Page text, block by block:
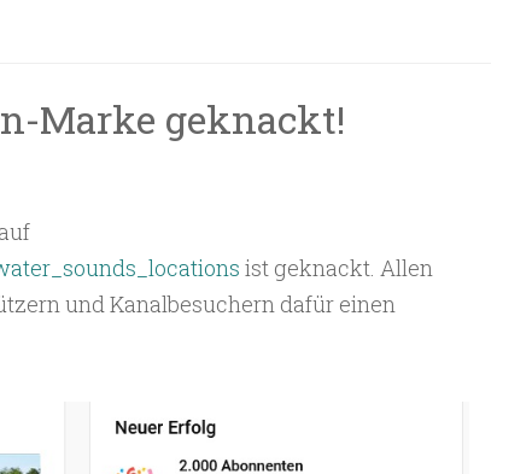
Marke geknackt!
ist geknackt. Allen
und Kanalbesuchern dafür einen